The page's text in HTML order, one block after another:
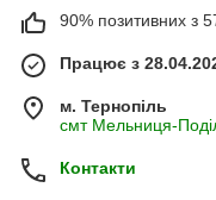
90% позитивних з
Працює з
м. Тернопіль
смт Мельниця-
Контакти